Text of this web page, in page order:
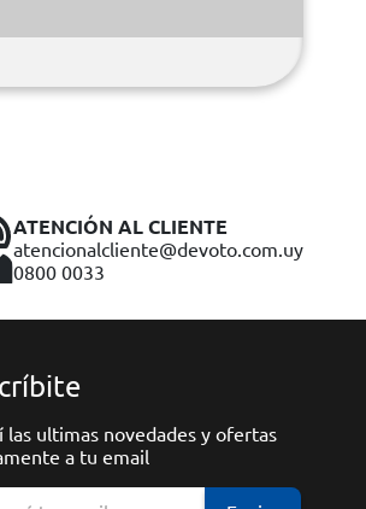
ATENCIÓN AL CLIENTE
atencionalcliente@devoto.com.uy
0800 0033
las ultimas novedades y ofertas
a tu email